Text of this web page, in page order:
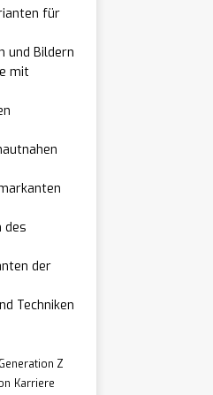
für
und Bildern
mit
des
der
Techniken
Generation Z
Karriere